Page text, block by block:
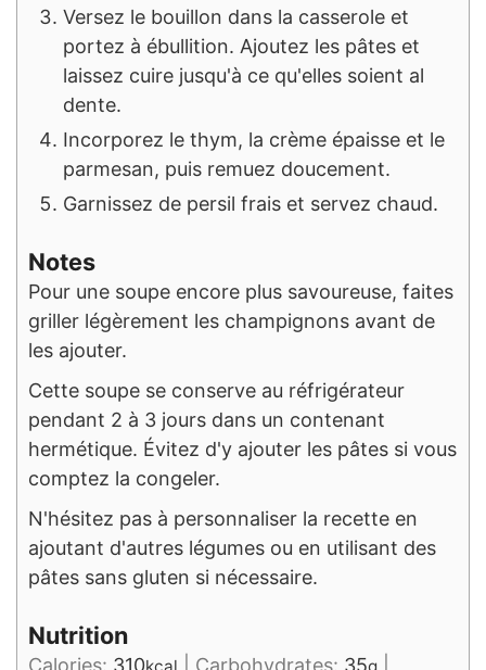
Versez le bouillon dans la casserole et
portez à ébullition. Ajoutez les pâtes et
laissez cuire jusqu'à ce qu'elles soient al
dente.
Incorporez le thym, la crème épaisse et le
parmesan, puis remuez doucement.
Garnissez de persil frais et servez chaud.
Notes
Pour une soupe encore plus savoureuse, faites
griller légèrement les champignons avant de
les ajouter.
Cette soupe se conserve au réfrigérateur
pendant 2 à 3 jours dans un contenant
hermétique. Évitez d'y ajouter les pâtes si vous
comptez la congeler.
N'hésitez pas à personnaliser la recette en
ajoutant d'autres légumes ou en utilisant des
pâtes sans gluten si nécessaire.
Nutrition
Calories: 310 Carbohydrates: 35